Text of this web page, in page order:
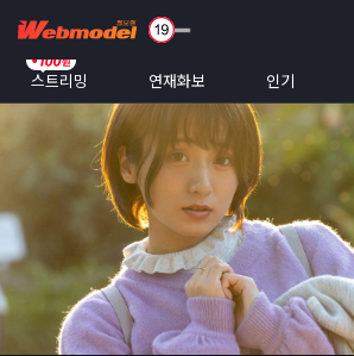
스트리밍 연재화보 인기